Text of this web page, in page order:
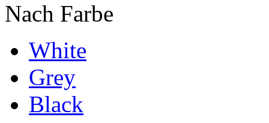
Nach Farbe
White
Grey
Black